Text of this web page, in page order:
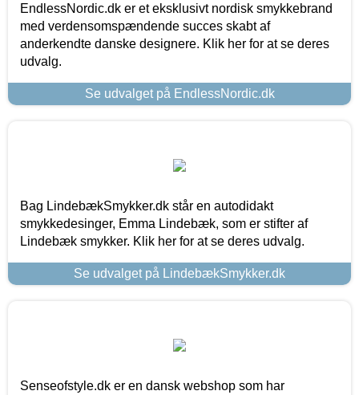
EndlessNordic.dk er et eksklusivt nordisk smykkebrand
med verdensomspændende succes skabt af
anderkendte danske designere. Klik her for at se deres
udvalg.
Se udvalget på EndlessNordic.dk
Bag LindebækSmykker.dk står en autodidakt
smykkedesinger, Emma Lindebæk, som er stifter af
Lindebæk smykker. Klik her for at se deres udvalg.
Se udvalget på LindebækSmykker.dk
Senseofstyle.dk er en dansk webshop som har